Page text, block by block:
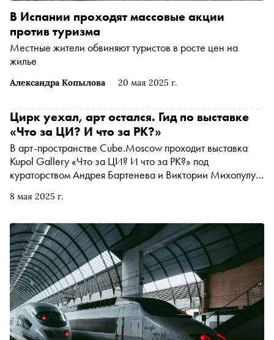
Александра Копылова 20 мая 2025 г.
В Испании проходят массовые акции
против туризма
Местные жители обвиняют туристов в росте цен на
жилье
8 мая 2025 г.
Цирк уехал, арт остался. Гид по выставке
«Что за ЦИ? И что за РК?»
В арт-пространстве Cube.Moscow проходит выставка
Kupol Gallery «Что за ЦИ? И что за РК?» под
кураторством Андрея Бартенева и Виктории Михопулу.
а сложносочиненный эксперимент с формой, костюмом,
художников собираются в ироничную, яркую и
предельно насыщенную экспозицию. «Сноб»
разбирается, как устроено это параде-алле
современного искусства